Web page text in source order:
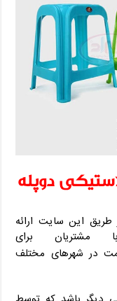
دوپله
طریق این سایت ارائه
مشتریان برای
در شهرهای مختلف